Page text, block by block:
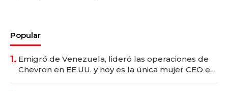
Popular
1. Emigró de Venezuela, lideró las operaciones de
Chevron en EE.UU. y hoy es la única mujer CEO en